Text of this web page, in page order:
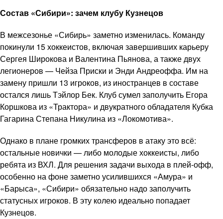
Состав «Сибири»: зачем клубу Кузнецов
В межсезонье «Сибирь» заметно изменилась. Команду
покинули 15 хоккеистов, включая завершивших карьеру
Сергея Широкова и Валентина Пьянова, а также двух
легионеров — Чейза Приски и Энди Андреоффа. Им на
замену пришли 13 игроков, из иностранцев в составе
остался лишь Тэйлор Бек. Клуб сумел заполучить Егора
Коршкова из «Трактора» и двукратного обладателя Кубка
Гагарина Степана Никулина из «Локомотива».
Однако в плане громких трансферов в атаку это всё:
остальные новички — либо молодые хоккеисты, либо
ребята из ВХЛ. Для решения задачи выхода в плей-офф,
особенно на фоне заметно усилившихся «Амура» и
«Барыса», «Сибири» обязательно надо заполучить
статусных игроков. В эту колею идеально попадает
Кузнецов.